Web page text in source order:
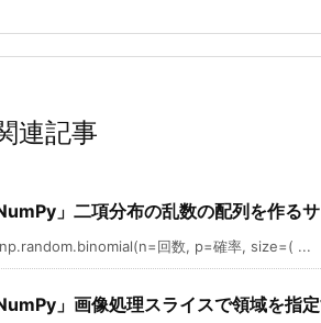
連記事
NumPy」二項分布の乱数の配列を作る
回数, p=確率, size=( ...
NumPy」画像処理スライスで領域を指